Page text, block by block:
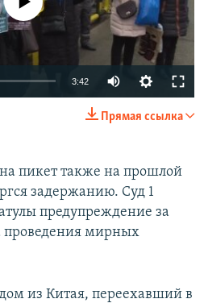
1080p
3:42
720p
1080p
Прямая ссылка
пикет также на прошлой
задержанию. Суд 1
предупреждение за
проведения мирных
из Китая, переехавший в